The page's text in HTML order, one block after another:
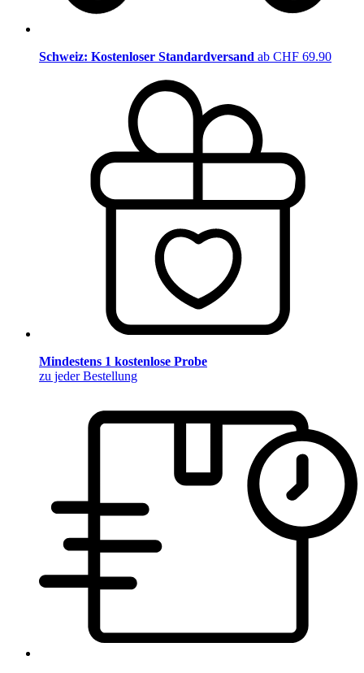
Schweiz: Kostenloser Standardversand ab CHF 69.90
Mindestens 1 kostenlose Probe
zu jeder Bestellung